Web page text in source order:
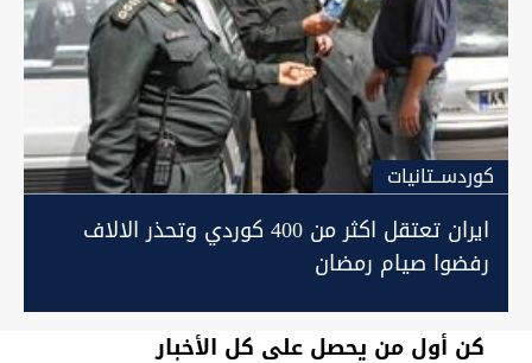
كوردســتانيات
ايران تعتقل اكثر من 400 كوردي وتحذر الالاف
رفضوا صيام رمضان
كن أول من يحصل على كل الأخبار